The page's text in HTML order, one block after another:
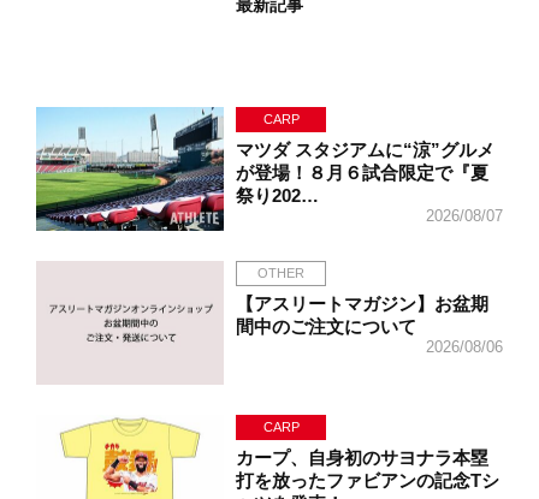
最新記事
CARP
マツダ スタジアムに“涼”グルメ
が登場！８月６試合限定で『夏
祭り202…
2026/08/07
OTHER
【アスリートマガジン】お盆期
間中のご注文について
2026/08/06
CARP
カープ、自身初のサヨナラ本塁
打を放ったファビアンの記念Tシ